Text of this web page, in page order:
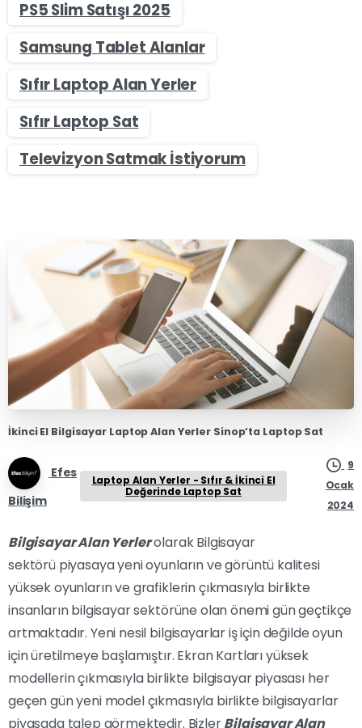
PS5 Slim Satışı 2025
Samsung Tablet Alanlar
Sıfır Laptop Alan Yerler
Sıfır Laptop Sat
Televizyon Satmak İstiyorum
İkinci El Bilgisayar Laptop Alan Yerler Sinop’ta Laptop Sat
Efes
Bilişim
Laptop Alan Yerler - Sıfır & İkinci El
Değerinde Laptop Sat
9
Ocak
2024
Bilgisayar Alan Yerlerolarak Bilgisayar
sektörü piyasaya yeni oyunların ve görüntü kalitesi
yüksek oyunların ve grafiklerin çıkmasıyla birlikte
insanların bilgisayar sektörüne olan önemi gün geçtikçe
artmaktadır. Yeni nesil bilgisayarlar iş için değilde oyun
için üretilmeye başlamıştır. Ekran Kartları yüksek
modellerin çıkmasıyla birlikte bilgisayar piyasası her
geçen gün yeni model çıkmasıyla birlikte bilgisayarlar
piyasada talep görmektedir. BizlerBilgisayar Alan